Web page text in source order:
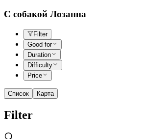
С собакой Лозанна
Filter
Good for
Duration
Difficulty
Price
Список Карта
Filter